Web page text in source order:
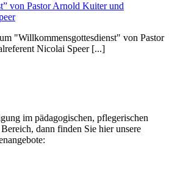
von Pastor Arnold Kuiter und
"Willkommensgottesdienst" von Pastor
Nicolai Speer [...]
im pädagogischen, pflegerischen
dann finden Sie hier unsere